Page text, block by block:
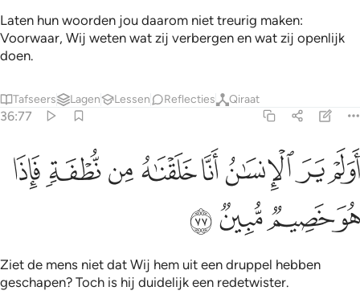
Laten hun woorden jou daarom niet treurig maken:
Voorwaar, Wij weten wat zij verbergen en wat zij openlijk
doen.
Tafseers Lagen Lessen Reflecties Qiraat
36:77
اولم ير الانسان انا خلقناه من نطفة فاذا هو خصيم مبين ٧٧
أَوَلَمْ يَرَ ٱلْإِنسَـٰنُ أَنَّا خَلَقْنَـٰهُ مِن نُّطْفَةٍۢ فَإِذَا هُوَ خَصِيمٌۭ مُّبِينٌۭ ٧٧
ﱸﱹﱺﱻﱼﱽﱾﱿ
ﲀﲁﲂﲃ
Ziet de mens niet dat Wij hem uit een druppel hebben
geschapen? Toch is hij duidelijk een redetwister.